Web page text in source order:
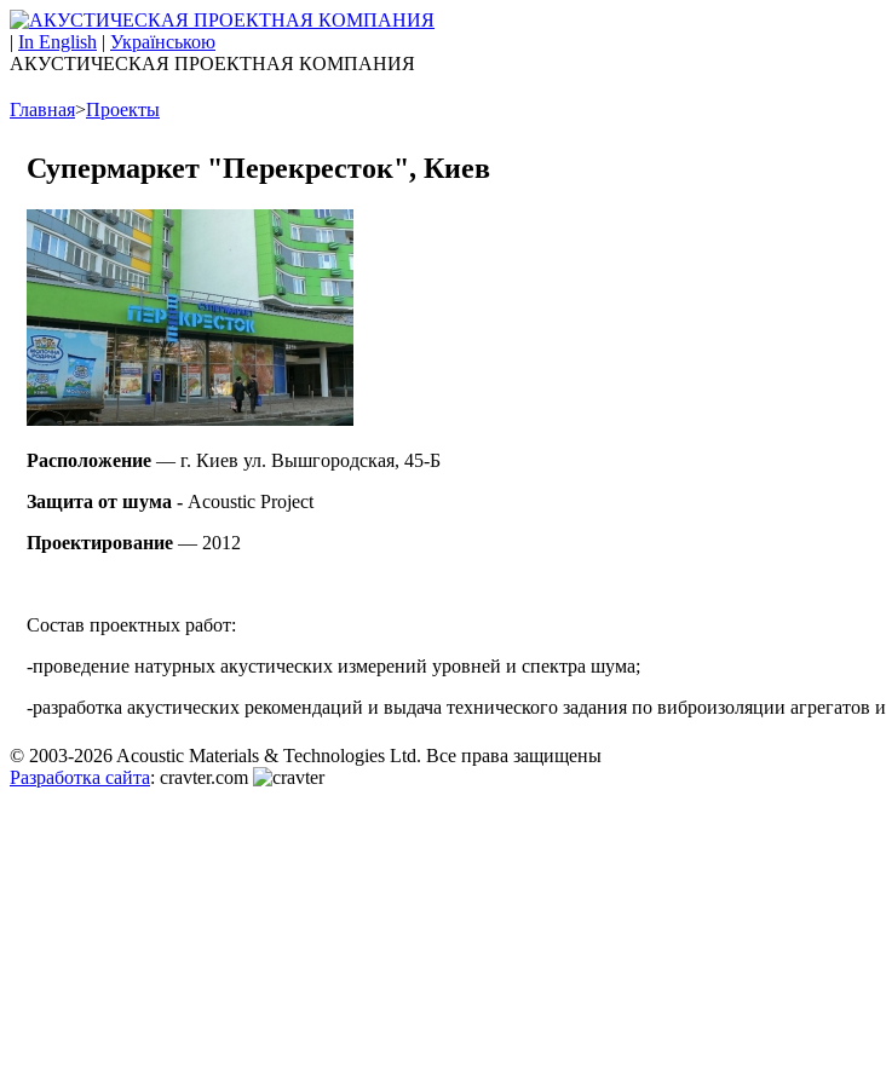
| In English | Українською
АКУСТИЧЕСКАЯ ПРОЕКТНАЯ КОМПАНИЯ
Главная>Проекты
Супермаркет "Перекресток", Киев
Расположение — г. Киев ул. Вышгородская, 45-Б
Защита от шума - Acoustic Project
Проектирование — 2012
Состав проектных работ:
-проведение натурных акустических измерений уровней и спектра шума;
-разработка акустических рекомендаций и выдача технического задания по виброизоляции
© 2003-2026 Acoustic Materials & Technologies Ltd. Все права защищены
Разработка сайта: cravter.com